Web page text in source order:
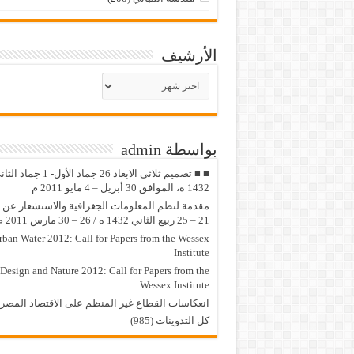
الأرشيف
بواسطة admin
■ ■ تصميم ثلاثي الابعاد 26 جماد الأول- 1
1432 ه، الموافق 30 أبريل – 4 مايو 2011 م
مقدمة لنظم المعلومات الجغرافية والاستشعار عن
21 – 25 ربيع الثاني 1432 ه / 26 – 30 مارس 2011 م
Water 2012: Call for Papers from the Wessex
Institute
Design and Nature 2012: Call for Papers from the
Wessex Institute‏
انعكاسات القطاع غير المنظم على الاقتصاد
كل التدوينات (985)